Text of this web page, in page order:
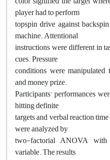
player had to perform
topspin drive against
machine. Attentional
instructions were different in
cues. Pressure
conditions were
and money prize.
Participants' performances
hitting definite
targets and verbal reaction
were analyzed by
two-factorial ANOVA with
variable. The results